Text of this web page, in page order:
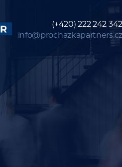
(+420) 222 242 342
info@prochazkapartners.cz